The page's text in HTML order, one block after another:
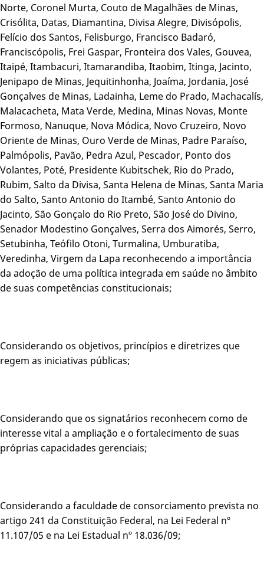
Norte, Coronel Murta, Couto de Magalhães de Minas,
Crisólita, Datas, Diamantina, Divisa Alegre, Divisópolis,
Felício dos Santos, Felisburgo, Francisco Badaró,
Franciscópolis, Frei Gaspar, Fronteira dos Vales, Gouvea,
Itaipé, Itambacuri, Itamarandiba, Itaobim, Itinga, Jacinto,
Jenipapo de Minas, Jequitinhonha, Joaíma, Jordania, José
Gonçalves de Minas, Ladainha, Leme do Prado, Machacalís,
Malacacheta, Mata Verde, Medina, Minas Novas, Monte
Formoso, Nanuque, Nova Módica, Novo Cruzeiro, Novo
Oriente de Minas, Ouro Verde de Minas, Padre Paraíso,
Palmópolis, Pavão, Pedra Azul, Pescador, Ponto dos
Volantes, Poté, Presidente Kubitschek, Rio do Prado,
Rubim, Salto da Divisa, Santa Helena de Minas, Santa Maria
do Salto, Santo Antonio do Itambé, Santo Antonio do
Jacinto, São Gonçalo do Rio Preto, São José do Divino,
Senador Modestino Gonçalves, Serra dos Aimorés, Serro,
Setubinha, Teófilo Otoni, Turmalina, Umburatiba,
Veredinha, Virgem da Lapa reconhecendo a importância
da adoção de uma política integrada em saúde no âmbito
de suas competências constitucionais;
Considerando os objetivos, princípios e diretrizes que
regem as iniciativas públicas;
Considerando que os signatários reconhecem como de
interesse vital a ampliação e o fortalecimento de suas
próprias capacidades gerenciais;
Considerando a faculdade de consorciamento prevista no
artigo 241 da Constituição Federal, na Lei Federal nº
11.107/05 e na Lei Estadual nº 18.036/09;